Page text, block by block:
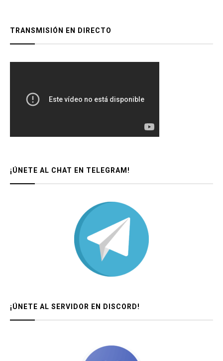
TRANSMISIÓN EN DIRECTO
¡ÚNETE AL CHAT EN TELEGRAM!
¡ÚNETE AL SERVIDOR EN DISCORD!